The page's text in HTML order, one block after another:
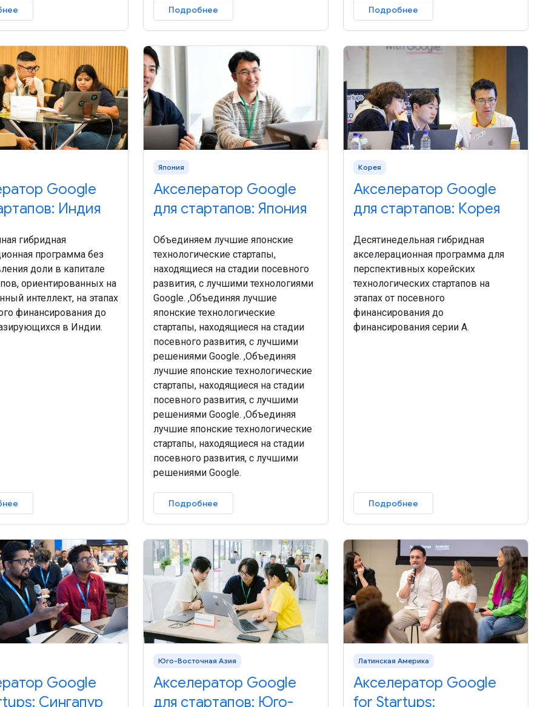
Подробнее Подробнее
Google
Индия
гибридная
программа без
доли в капитале
ориентированных на
интеллект, на этапах
финансирования до
в Индии.
Япония
Акселератор Google
для стартапов: Япония
Объединяем лучшие японские
технологические стартапы,
находящиеся на стадии посевного
развития, с лучшими технологиями
Google. ,Объединяя лучшие
японские технологические
стартапы, находящиеся на стадии
посевного развития, с лучшими
решениями Google. ,Объединяя
лучшие японские технологические
стартапы, находящиеся на стадии
посевного развития, с лучшими
решениями Google. ,Объединяя
лучшие японские технологические
стартапы, находящиеся на стадии
посевного развития, с лучшими
решениями Google.
Подробнее
Корея
Акселератор Google
для стартапов: Корея
Десятинедельная гибридная
акселерационная программа для
перспективных корейских
технологических стартапов на
этапах от посевного
финансирования до
финансирования серии А.
Подробнее
Google
Сингапур
Юго-Восточная Азия
Акселератор Google
для стартапов: Юго-
Латинская Америка
Акселератор Google
for Startups: